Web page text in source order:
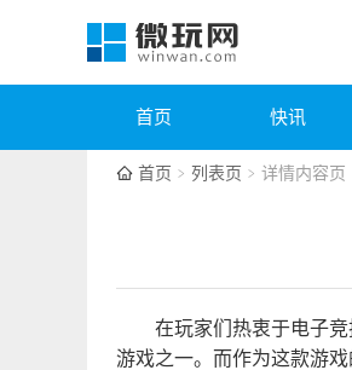
首页 快讯
首页 列表页 详情内容页
在玩家们热衷于电子
游戏之一。而作为这款游